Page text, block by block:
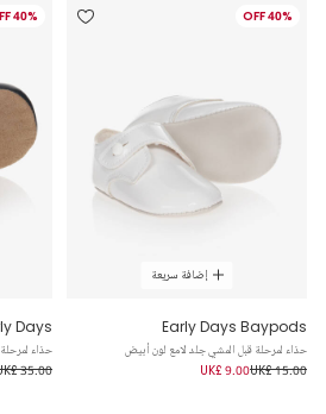
40% OFF
إضافة سريعة
Early Days Baypods
حذاء لمرحلة قبل المشي جلد لامع لون أبيض
UK£ 15.00
UK£ 9.00
40% OFF
Days
حذاء
35.00